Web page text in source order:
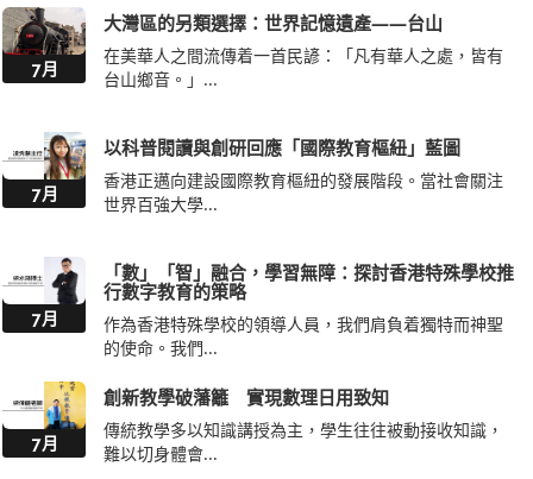
7月
大灣區的另類選擇：世界記憶遺產——台山
在美華人之間流傳着一首民諺：「凡有華人之處，皆有
台山鄉音。」...
7月
以科普閱讀與創研回應「國際教育樞紐」藍圖
香港正邁向建設國際教育樞紐的發展階段。當社會關注
世界百強大學...
7月
「數」「智」融合，學習無障：探討香港特殊學校推
行數字教育的策略
作為香港特殊學校的領導人員，我們肩負着獨特而神聖
的使命。我們...
7月
創新教學破藩籬 實現數理日用致知
傳統教學多以知識講授為主，學生往往被動接收知識，
難以切身體會...